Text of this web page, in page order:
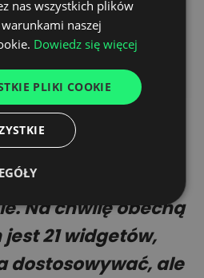
na podstawie
wykonywanych
Na chwilę obecną
21 widgetów,
dostosowywać, ale
UKRAINIAN
FRENCH
nas wszystkich plików
naszej
Dowiedz się więcej
PLIKI COOKIE